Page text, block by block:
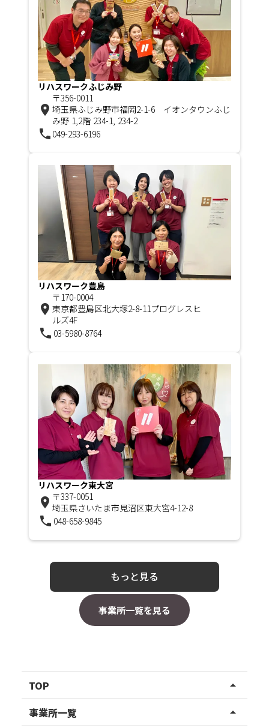
リハスワークふじみ野
room
〒356-0011
埼玉県ふじみ野市福岡2-1-6 イオンタウンふじ
み野 1,2階 234-1, 234-2
phone 049-293-6196
リハスワーク豊島
room
〒170-0004
東京都豊島区北大塚2-8-11プログレスヒ
ルズ4F
phone 03-5980-8764
リハスワーク東大宮
room 〒337-0051
埼玉県さいたま市見沼区東大宮4-12-8
phone 048-658-9845
もっと見る
事業所一覧を見る
TOP arrow_drop_up
リハスワーク
事業所一覧 arrow_drop_up